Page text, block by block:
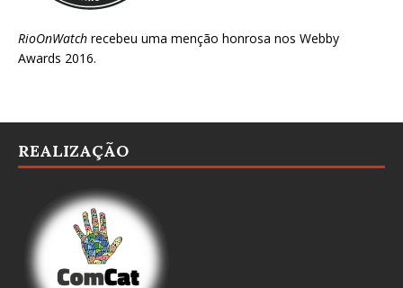
RioOnWatch recebeu uma menção honrosa nos Webby
Awards 2016.
REALIZAÇÃO